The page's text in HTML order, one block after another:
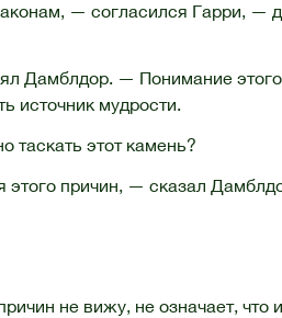
— согласился Гарри, —
Дамблдор. — Понимание
источник мудрости.
таскать этот камень?
причин, — сказал
не вижу, не означает, что